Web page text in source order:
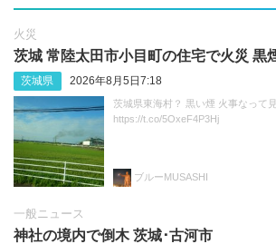
火災
茨城 常陸太田市小目町の住宅で火災 黒
茨城県 2026年8月5日7:18
茨城県東海村？ 黒い煙 火事なって
https://t.co/5OxeF4P3Hj
ブルーMUSASHI
一般ニュース
神社の境内で倒木 茨城･古河市